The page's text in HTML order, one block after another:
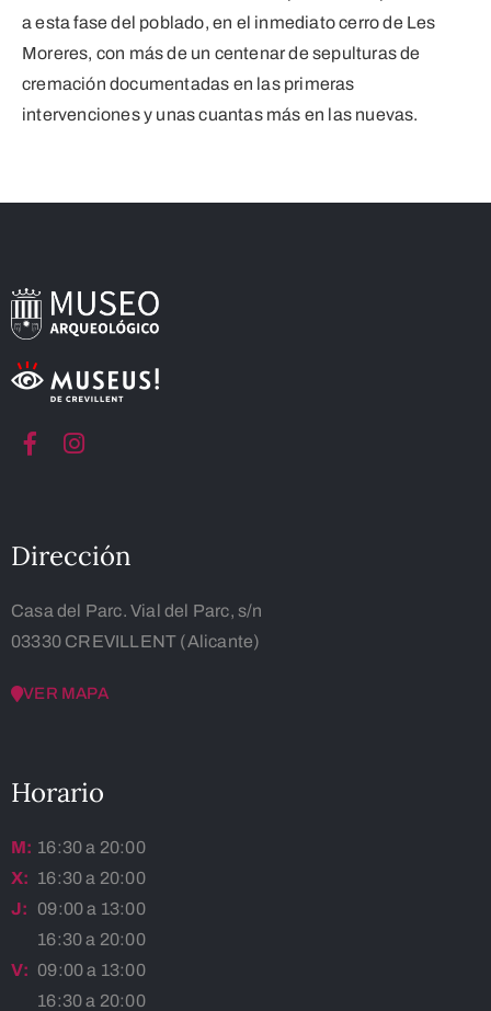
a esta fase del poblado, en el inmediato cerro de Les
Moreres, con más de un centenar de sepulturas de
cremación documentadas en las primeras
intervenciones y unas cuantas más en las nuevas.
Dirección
Casa del Parc. Vial del Parc, s/n
03330 CREVILLENT (Alicante)
VER MAPA
Horario
M: 16:30 a 20:00
X: 16:30 a 20:00
J:
09:00 a 13:00
16:30 a 20:00
V: 09:00 a 13:00
16:30 a 20:00